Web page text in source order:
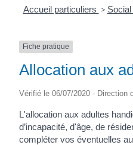
Accueil particuliers >
Fiche pratique
Allocation aux
Vérifié le 06/07/2020 - Direction
L'allocation aux adultes
d’incapacité, d'âge, de
compléter vos éventuelles